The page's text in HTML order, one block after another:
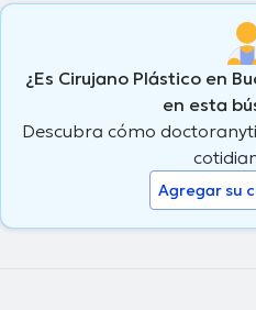
¿Es Cirujano Plástico en
en esta
Descubra cómo
Agregar su